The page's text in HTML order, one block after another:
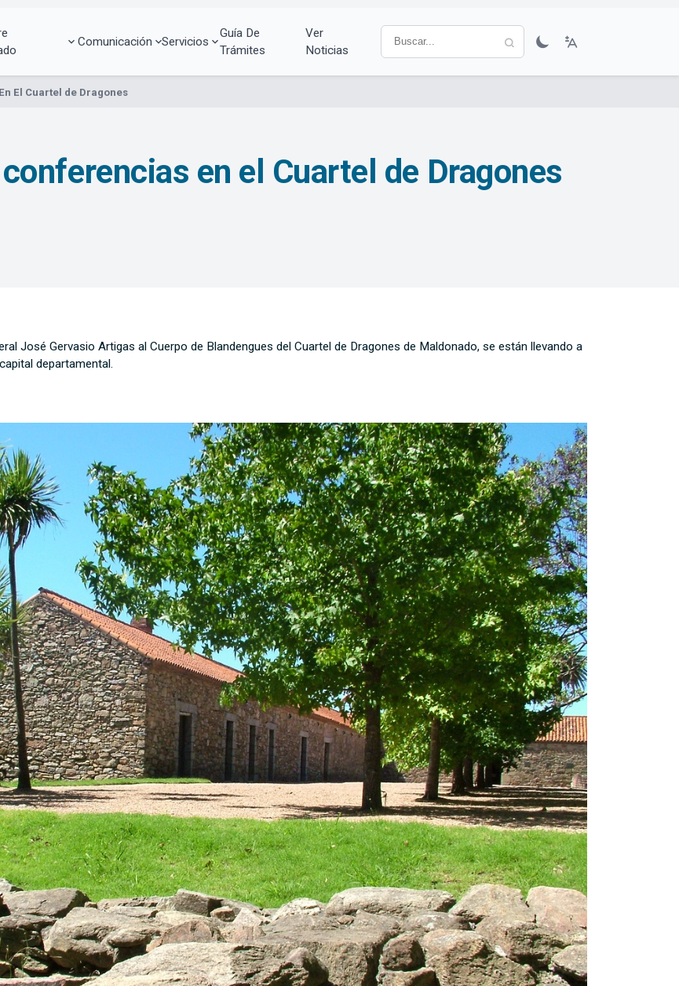
Comunicación Servicios
Guía De
Trámites
Ver
Noticias
El Cuartel de Dragones
en el Cuartel de Dragones
José Gervasio Artigas al Cuerpo de Blandengues del Cuartel de Dragones de Maldonado, se están llevando a
departamental.